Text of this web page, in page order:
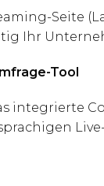
Seite
Ihr
Tool
integrierte